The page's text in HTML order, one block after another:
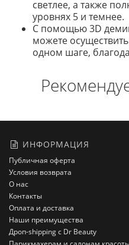
светлее, а также
уровнях 5 и темнее.
С помощью 3D
можете
одном шаге,
ИНФОРМАЦИЯ
Публичная оферта
Условия возврата
О нас
Контакты
Оплата и доставка
Наши преимущества
Дроп-shipping с Dr Beauty